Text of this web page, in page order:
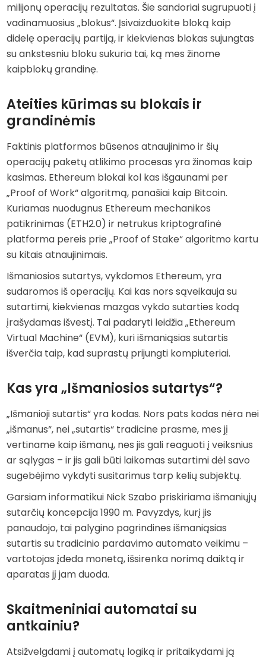
milijonų operacijų rezultatas. Šie sandoriai sugrupuoti į
vadinamuosius „blokus“. Įsivaizduokite bloką kaip
didelę operacijų partiją, ir kiekvienas blokas sujungtas
su ankstesniu bloku sukuria tai, ką mes žinome
kaipblokų grandinę.
Ateities kūrimas su blokais ir
grandinėmis
Faktinis platformos būsenos atnaujinimo ir šių
operacijų paketų atlikimo procesas yra žinomas kaip
kasimas. Ethereum blokai kol kas išgaunami per
„Proof of Work“ algoritmą, panašiai kaip Bitcoin.
Kuriamas nuodugnus Ethereum mechanikos
patikrinimas (ETH2.0) ir netrukus kriptografinė
platforma pereis prie „Proof of Stake“ algoritmo kartu
su kitais atnaujinimais.
Išmaniosios sutartys, vykdomos Ethereum, yra
sudaromos iš operacijų. Kai kas nors sąveikauja su
sutartimi, kiekvienas mazgas vykdo sutarties kodą
įrašydamas išvestį. Tai padaryti leidžia „Ethereum
Virtual Machine“ (EVM), kuri išmaniąsias sutartis
išverčia taip, kad suprastų prijungti kompiuteriai.
Kas yra „Išmaniosios sutartys“?
„Išmanioji sutartis“ yra kodas. Nors pats kodas nėra nei
„išmanus“, nei „sutartis“ tradicine prasme, mes jį
vertiname kaip išmanų, nes jis gali reaguoti į veiksnius
ar sąlygas – ir jis gali būti laikomas sutartimi dėl savo
sugebėjimo vykdyti susitarimus tarp kelių subjektų.
Garsiam informatikui Nick Szabo priskiriama išmaniųjų
sutarčių koncepcija 1990 m. Pavyzdys, kurį jis
panaudojo, tai palygino pagrindines išmaniąsias
sutartis su tradicinio pardavimo automato veikimu –
vartotojas įdeda monetą, išsirenka norimą daiktą ir
aparatas jį jam duoda.
Skaitmeniniai automatai su
antkainiu?
Atsižvelgdami į automatų logiką ir pritaikydami ją